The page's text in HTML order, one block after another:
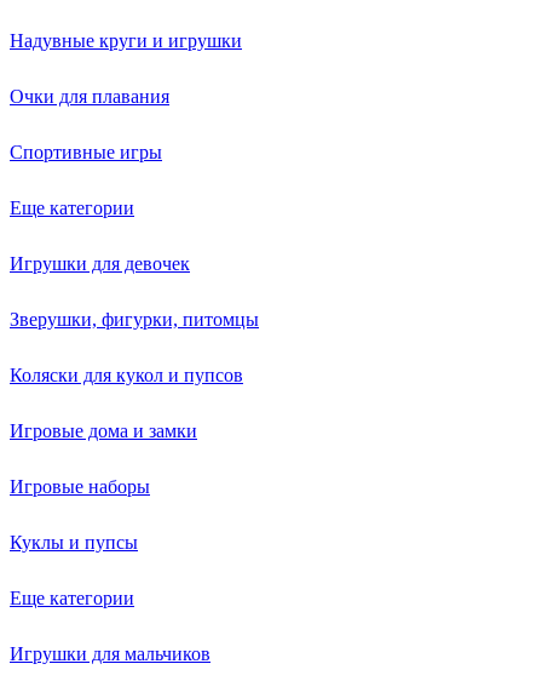
Надувные круги и игрушки
Очки для плавания
Спортивные игры
Еще категории
Игрушки для девочек
Зверушки, фигурки, питомцы
Коляски для кукол и пупсов
Игровые дома и замки
Игровые наборы
Куклы и пупсы
Еще категории
Игрушки для мальчиков